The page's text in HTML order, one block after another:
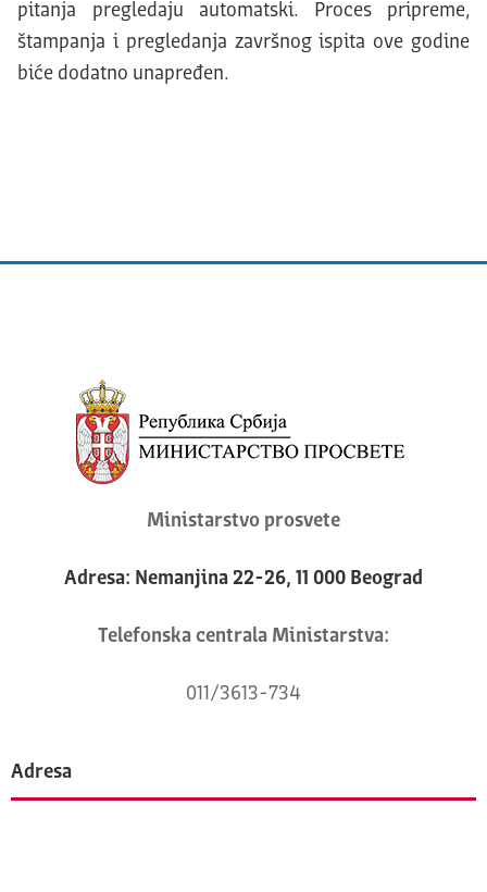
pitanja pregledaju automatski. Proces pripreme,
štampanja i pregledanja završnog ispita ove godine
biće dodatno unapređen.
Ministarstvo prosvete
Adresa: Nemanjina 22-26, 11 000 Beograd
Telefonska centrala Ministarstva:
011/3613-734
Adresa